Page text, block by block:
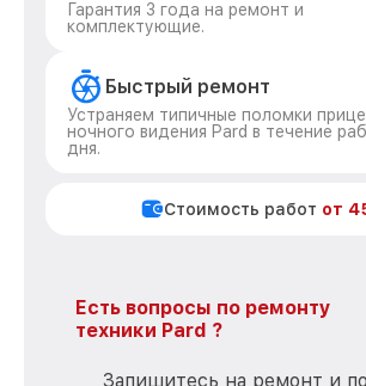
Гарантия 3 года на ремонт и
комплектующие.
Быстрый ремонт
Устраняем типичные поломки
ночного видения Pard в течение
дня.
Стоимость работ от
Есть вопросы по ремонту
техники Pard ?
Запишитесь на ремонт и